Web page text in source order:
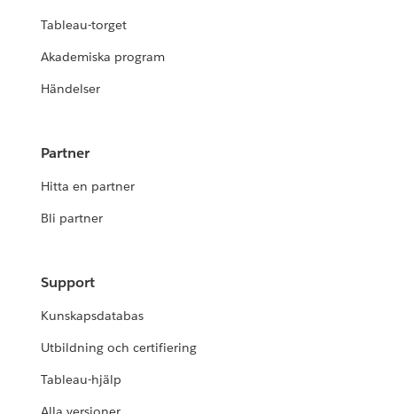
Tableau-torget
Akademiska program
Händelser
Partner
Hitta en partner
Bli partner
Support
Kunskapsdatabas
Utbildning och certifiering
Tableau-hjälp